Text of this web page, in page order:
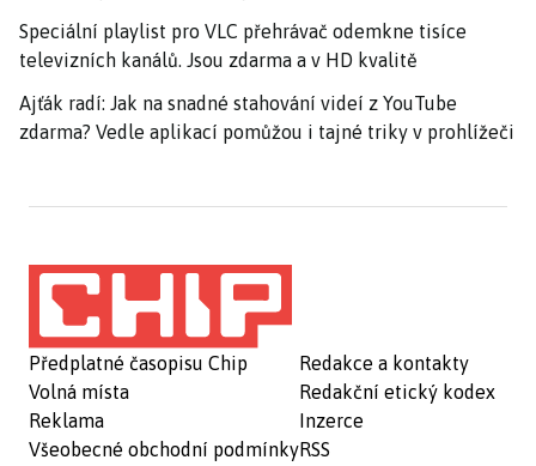
Speciální playlist pro VLC přehrávač odemkne tisíce
televizních kanálů. Jsou zdarma a v HD kvalitě
Ajťák radí: Jak na snadné stahování videí z YouTube
zdarma? Vedle aplikací pomůžou i tajné triky v prohlížeči
Předplatné časopisu Chip
Volná místa
Reklama
Všeobecné obchodní podmínky
Redakce a kontakty
Redakční etický kodex
Inzerce
RSS